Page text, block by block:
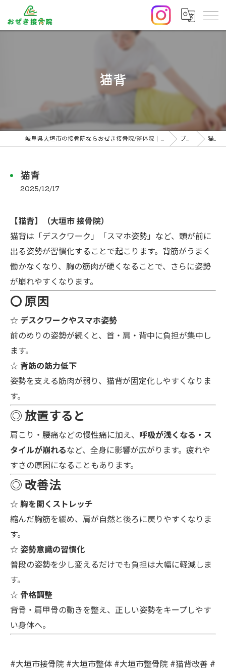
猫背
岐阜県大垣市の接骨院ならおぜき接骨院/整体院｜腰痛/交通事故治療/肩こり ブログ 猫背
猫背
2025/12/17
【猫背】（大垣市 接骨院）
猫背は「デスクワーク」「スマホ姿勢」など、頭が前に
出る姿勢が習慣化することで起こります。背筋がうまく
働かなくなり、胸の筋肉が硬くなることで、さらに姿勢
が崩れやすくなります。
〇 原因
☆ デスクワークやスマホ姿勢
前のめりの姿勢が続くと、首・肩・背中に負担が集中し
ます。
☆ 背筋の筋力低下
姿勢を支える筋肉が弱り、猫背が固定化しやすくなりま
す。
◎ 放置すると
肩こり・腰痛などの慢性痛に加え、 呼吸が浅くなる・ス
タイルが崩れるなど、全身に影響が広がります。疲れや
すさの原因になることもあります。
◎ 改善法
☆胸を開くストレッチ
縮んだ胸筋を緩め、肩が自然と後ろに戻りやすくなりま
す。
☆ 姿勢意識の習慣化
普段の姿勢を少し変えるだけでも負担は大幅に軽減しま
す。
☆ 骨格調整
背骨・肩甲骨の動きを整え、正しい姿勢をキープしやす
い身体へ。
#大垣市接骨院 #大垣市整体 #大垣市整骨院 #猫背改善 #